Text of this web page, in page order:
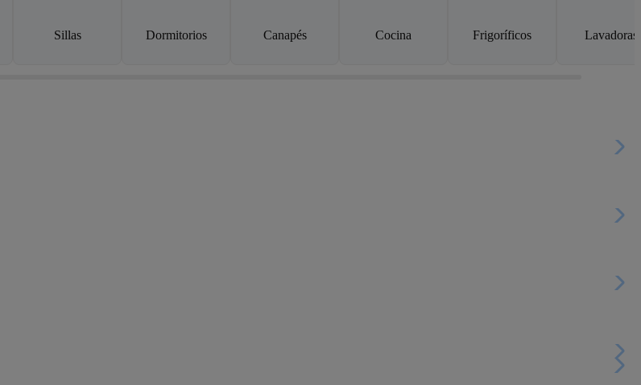
Sillas Dormitorios Canapés Cocina Frigoríficos Lavadoras